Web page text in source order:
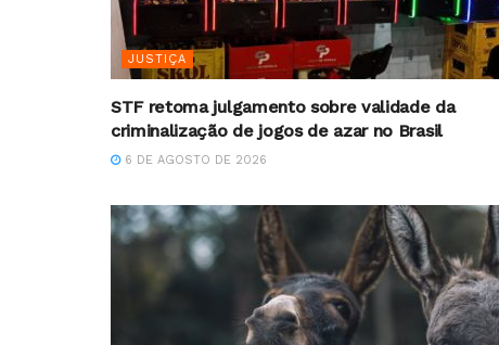
JUSTIÇA
STF retoma julgamento sobre validade da
criminalização de jogos de azar no Brasil
6 DE AGOSTO DE 2026